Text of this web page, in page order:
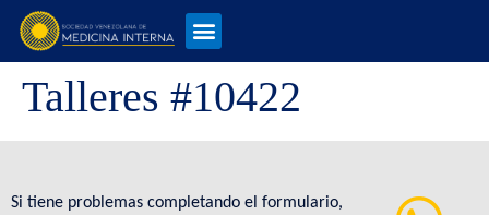
Talleres #10422
Si tiene problemas completando el formulario,